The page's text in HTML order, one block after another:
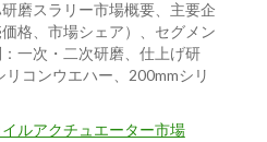
磨スラリー市場概要、主要企
格、市場シェア）、セグメン
一次・二次研磨、仕上げ研
コンウエハー、200mmシリ
ルアクチュエーター市場